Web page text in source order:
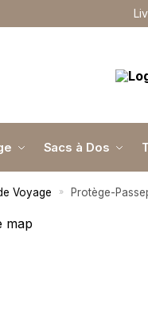
Sacs à Dos
Voyage » Protège-